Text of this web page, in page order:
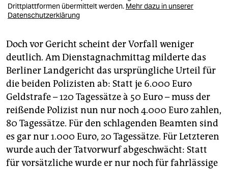
Drittplattformen übermittelt werden. Mehr dazu in unserer
Datenschutzerklärung
Doch vor Gericht scheint der Vorfall weniger
deutlich. Am Dienstagnachmittag milderte das
Berliner Landgericht das ursprüngliche Urteil für
die beiden Polizisten ab: Statt je 6.000 Euro
Geldstrafe – 120 Tagessätze à 50 Euro – muss der
reißende Polizist nun nur noch 4.000 Euro zahlen,
80 Tagessätze. Für den schlagenden Beamten sind
es gar nur 1.000 Euro, 20 Tagessätze. Für Letzteren
wurde auch der Tatvorwurf abgeschwächt: Statt
für vorsätzliche wurde er nur noch für fahrlässige